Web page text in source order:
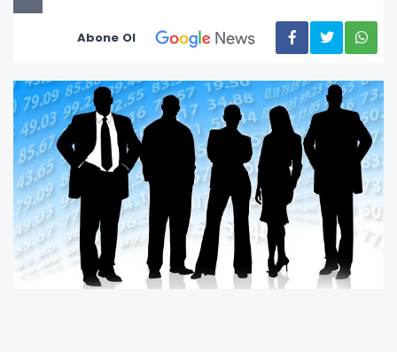
Abone Ol